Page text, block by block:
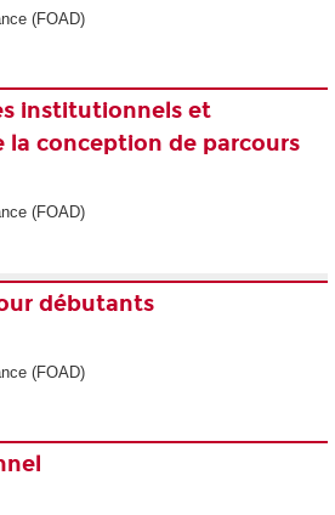
(FOAD)
institutionnels et
la conception de parcours
(FOAD)
débutants
(FOAD)